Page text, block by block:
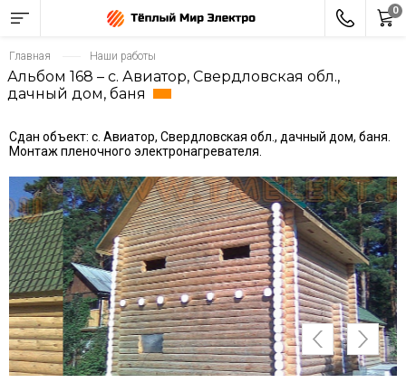
0
Главная Наши работы
Альбом 168 – с. Авиатор, Свердловская обл.,
дачный дом, баня
Сдан объект: с. Авиатор, Свердловская обл., дачный дом, баня.
Монтаж пленочного электронагревателя.